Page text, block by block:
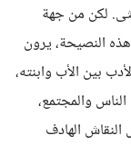
لكن من جهة
النصيحة، يرون
بين الأب وابنته،
والمجتمع،
الهادف